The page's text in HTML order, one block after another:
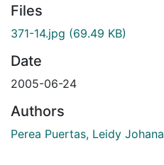
Files
371-14.jpg (69.49 KB)
Date
2005-06-24
Authors
Perea Puertas, Leidy Johana